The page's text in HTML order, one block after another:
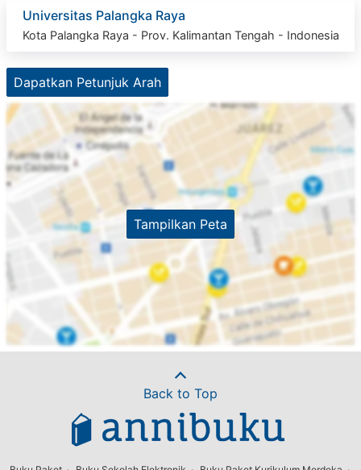
Universitas Palangka Raya
Kota Palangka Raya - Prov. Kalimantan Tengah - Indonesia
Dapatkan Petunjuk Arah
Tampilkan Peta
Back to Top